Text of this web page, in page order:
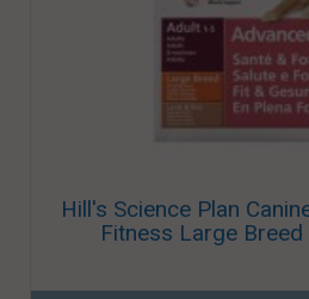
Hill's Science Plan
Fitness Large